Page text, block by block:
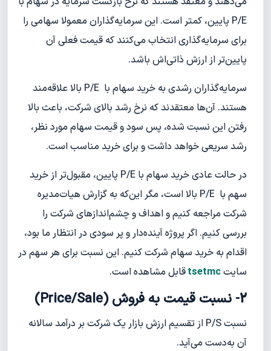
P/E پایین، کمتر است. این سرمایه‌گذاران معمولا سهامی را
برای سرمایه‌گذاری انتخاب می‌کنند که قیمت فعلی آن
پایین‌تر از ارزش ذاتی‌اش باشد.
سرمایه‌گذاران رشدی به خرید سهام با P/E بالا علاقه‌مند
هستند. آن‌ها معتقدند که نرخ رشد بالای شرکت، باعث بالا
رفتن این نسبت شده، پس سود و قیمت سهام مورد نظر،
رشد سریعی خواهد داشت و برای خرید مناسب است.
در حالت عادی خرید سهام با P/E پایین، مقبول‌تر از خرید
سهم با P/E بالا است، مگر این‌‌که به گزارش هیات‌مدیره
شرکت مراجعه کنیم و اهداف و چشم‌اندازهای شرکت را
بررسی کنیم. اگر پروژه آینده‌دار و پر سودی در انتظار ما بود،
اقدام به خرید سهام شرکت کنیم. این نسبت برای هر سهم در
سایتtsetmcقابل مشاهده است.
2- نسبت قیمت به فروش (Price/Sale)
نسبت P/S از تقسیم ارزش بازار یک شرکت بر درآمد سالانه
آن به‌دست می‌آید.